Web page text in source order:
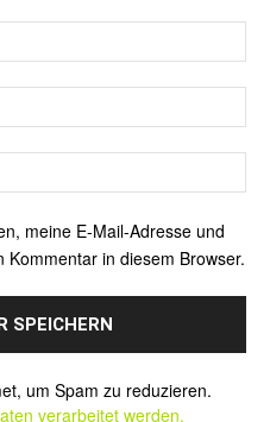
meine E-Mail-Adresse und
in diesem Browser.
um Spam zu reduzieren.
verarbeitet werden.